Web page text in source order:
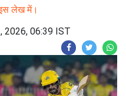
इस लेख में।
2026, 06:39 IST